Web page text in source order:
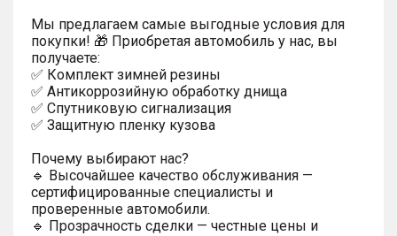
Мы предлагаем самые выгодные условия для
покупки! 🎁 Приобретая автомобиль у нас, вы
получаете:
✅ Комплект зимней резины
✅ Антикоррозийную обработку днища
✅ Спутниковую сигнализация
✅ Защитную пленку кузова
Почему выбирают нас?
🔹 Высочайшее качество обслуживания —
сертифицированные специалисты и
проверенные автомобили.
🔹 Прозрачность сделки — честные цены и